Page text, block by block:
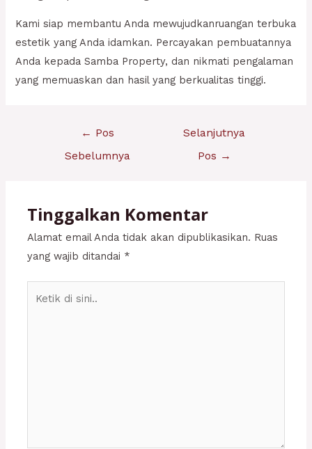
Kami siap membantu Anda mewujudkanruangan terbuka
estetik yang Anda idamkan. Percayakan pembuatannya
Anda kepada Samba Property, dan nikmati pengalaman
yang memuaskan dan hasil yang berkualitas tinggi.
← Pos
Sebelumnya
Selanjutnya
Pos →
Tinggalkan Komentar
Alamat email Anda tidak akan dipublikasikan. Ruas
yang wajib ditandai *